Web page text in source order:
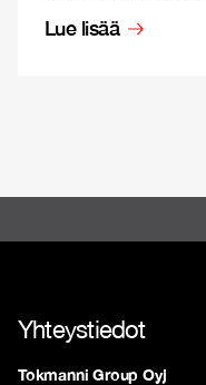
Lue lisää
Yhteystiedot
Tokmanni Group Oyj